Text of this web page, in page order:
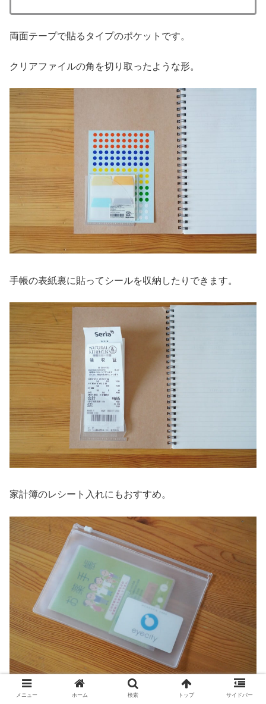
両面テープで貼るタイプのポケットです。
クリアファイルの角を切り取ったような形。
手帳の表紙裏に貼ってシールを収納したりできます。
家計簿のレシート入れにもおすすめ。
メニュー ホーム 検索 トップ サイドバー